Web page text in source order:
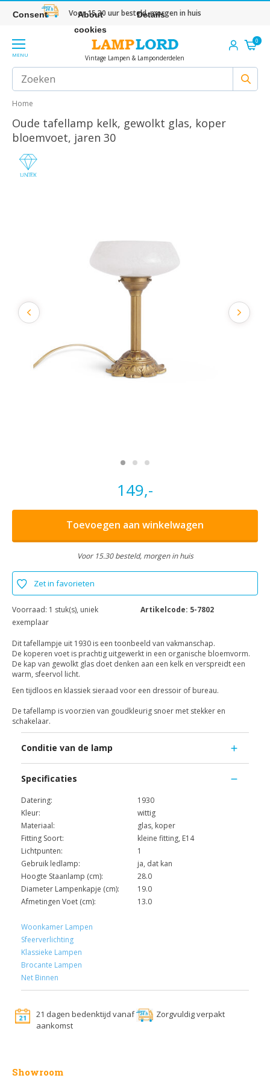
Voor 15.30 uur besteld, morgen in huis
MENU Vintage Lampen & Lamponderdelen
0
Home
Oude tafellamp kelk, gewolkt glas, koper
bloemvoet, jaren 30
149,-
Toevoegen aan winkelwagen
Voor 15.30 besteld, morgen in huis
Zet in favorieten
Voorraad: 1 stuk(s), uniek
exemplaar
Artikelcode: 5-7802
Dit tafellampje uit 1930 is een toonbeeld van vakmanschap.
De koperen voet is prachtig uitgewerkt in een organische bloemvorm.
De kap van gewolkt glas doet denken aan een kelk en verspreidt een
warm, sfeervol licht.
Een tijdloos en klassiek sieraad voor een dressoir of bureau.
De tafellamp is voorzien van goudkleurig snoer met stekker en
schakelaar.
Conditie van de lamp
Specificaties
Datering:
1930
Kleur:
wittig
Materiaal:
glas, koper
Fitting Soort:
kleine fitting, E14
Lichtpunten:
1
Gebruik ledlamp:
ja, dat kan
Hoogte Staanlamp (cm):
28.0
Diameter Lampenkapje (cm):
19.0
Afmetingen Voet (cm):
13.0
Woonkamer Lampen
Sfeerverlichting
Klassieke Lampen
Brocante Lampen
Net Binnen
21 dagen bedenktijd vanaf
aankomst
Zorgvuldig verpakt
Showroom
Consent
About
cookies
Details